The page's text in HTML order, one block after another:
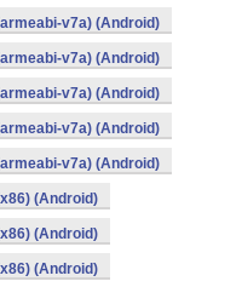
v7a) (Android)
v7a) (Android)
v7a) (Android)
v7a) (Android)
v7a) (Android)
(Android)
(Android)
(Android)